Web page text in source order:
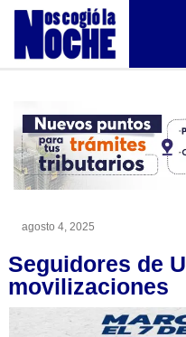
agosto 4, 2025
Seguidores de
movilizaciones